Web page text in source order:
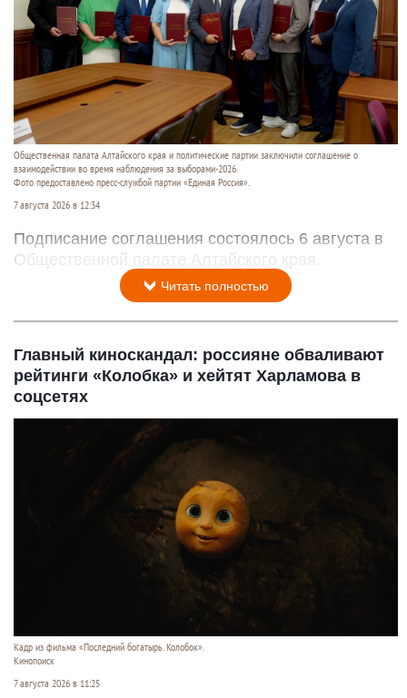
Общественная палата Алтайского края и политические партии заключили соглашение о
взаимодействии во время наблюдения за выборами-2026.
Фото предоставлено пресс-службой партии «Единая Россия».
7 августа 2026 в 12:34
Подписание соглашения состоялось 6 августа в
Общественной палате Алтайского края.
Читать полностью
Главный киноскандал: россияне обваливают
рейтинги «Колобка» и хейтят Харламова в
соцсетях
Кадр из фильма «Последний богатырь. Колобок».
Кинопоиск
7 августа 2026 в 11:25